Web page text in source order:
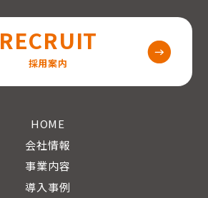
RECRUIT
採用案内
HOME
会社情報
事業内容
導入事例